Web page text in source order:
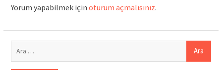
Yorum yapabilmek için oturum açmalısınız.